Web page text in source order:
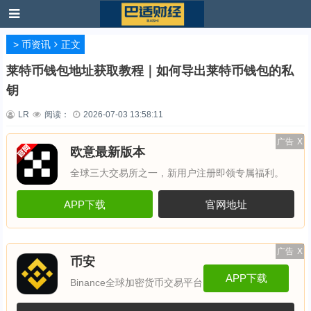
> 币资讯 正文
莱特币钱包地址获取教程｜如何导出莱特币钱包的私
钥
LR 阅读： 2026-07-03 13:58:11
广告 X
欧意最新版本
全球三大交易所之一，新用户注册即领专属福利。
APP下载 官网地址
广告 X
币安
Binance全球加密货币交易平台 APP下载